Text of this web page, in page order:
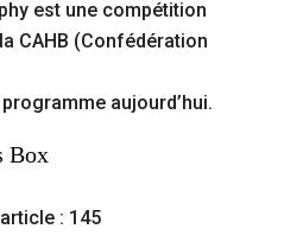
est une compétition
CAHB (Confédération
aujourd’hui.
Box
: 145